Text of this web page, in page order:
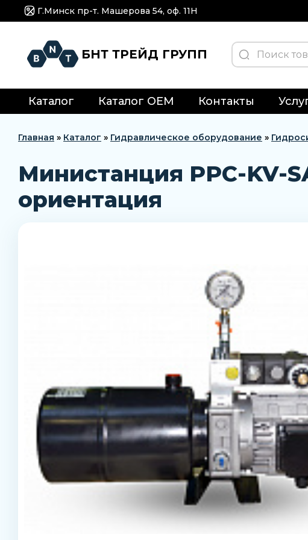
Г.Минск пр-т. Машерова 54, оф. 11H
БНТ ТРЕЙД ГРУПП
Каталог Каталог OEM Контакты
Главная » Каталог » Гидравлическое оборудование »
Министанция PPC-KV-
ориентация